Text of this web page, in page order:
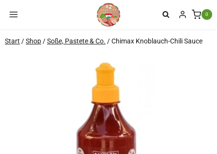
Inhalt
0
Start /Shop/Soße, Pastete & Co. /Chimax Knoblauch-Chili Sauce